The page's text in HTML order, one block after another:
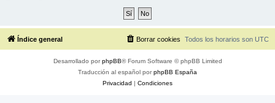
Índice general Todos los horarios son UTC
Borrar cookies
Desarrollado porphpBB® Forum Software © phpBB Limited
Traducción al español porphpBB España
Privacidad | Condiciones